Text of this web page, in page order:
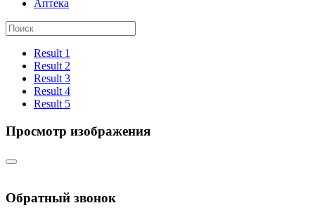
Аптека
Result 1
Result 2
Result 3
Result 4
Result 5
Просмотр изображения
Обратный звонок